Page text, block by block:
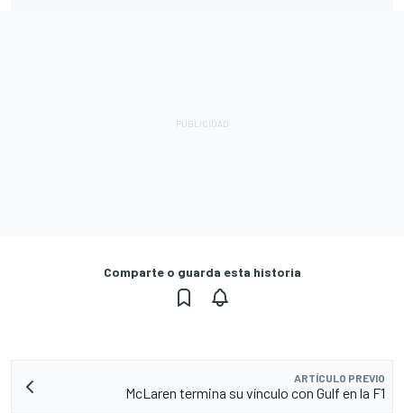
Comparte o guarda esta historia
ARTÍCULO PREVIO
McLaren termina su vínculo con Gulf en la F1